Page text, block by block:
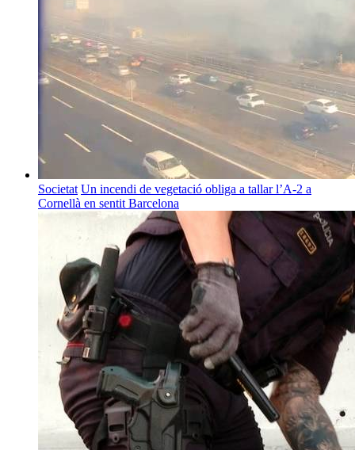
Societat Un incendi de vegetació obliga a tallar l’A-2 a
Cornellà en sentit Barcelona